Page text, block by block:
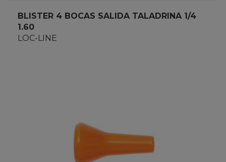
BLISTER 4 BOCAS SALIDA TALADRINA 1/4
1.60
LOC-LINE